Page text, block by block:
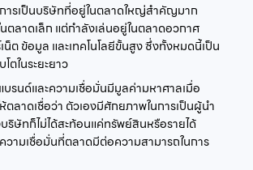
ารเป็นบริษัทที่อยู่ในตลาดใหญ่สำคัญมาก
ตลาดเล็ก แต่กำลังเล่นอยู่ในตลาดอวกาศ
น็ต ข้อมูล และเทคโนโลยีขั้นสูง ซึ่งทั้งหมดนี้เป็น
ตในระยะยาว
รนด์และความเชื่อมั่นมีมูลค่ามหาศาลเมื่อ
ตลาดเชื่อว่า ตัวเองมีศักยภาพในการเป็นผู้นำ
ษัทก็ไม่ได้สะท้อนแค่ทรัพย์สินหรือรายได้
ามเชื่อมั่นที่ตลาดมีต่อความสามารถในการ